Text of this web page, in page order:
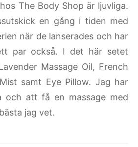
The Body Shop är ljuvliga.
en gång i tiden med
när de lanserades och har
par också. I det här setet
Massage Oil, French
samt Eye Pillow. Jag har
och att få en massage med
jag vet.